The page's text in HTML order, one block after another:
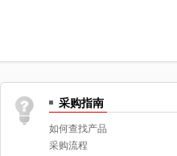
采购指南
如何查找产品
采购流程